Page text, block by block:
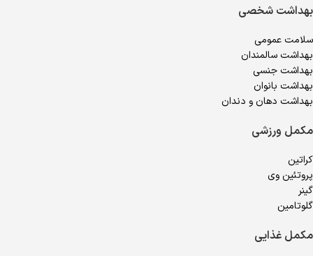
بهداشت شخصی
سلامت عمومی
بهداشت سالمندان
بهداشت جنسی
بهداشت بانوان
بهداشت دهان و دندان
مکمل ورزشی
کراتین
پروتئین وی
گینر
گلوتامین
مکمل غذایی